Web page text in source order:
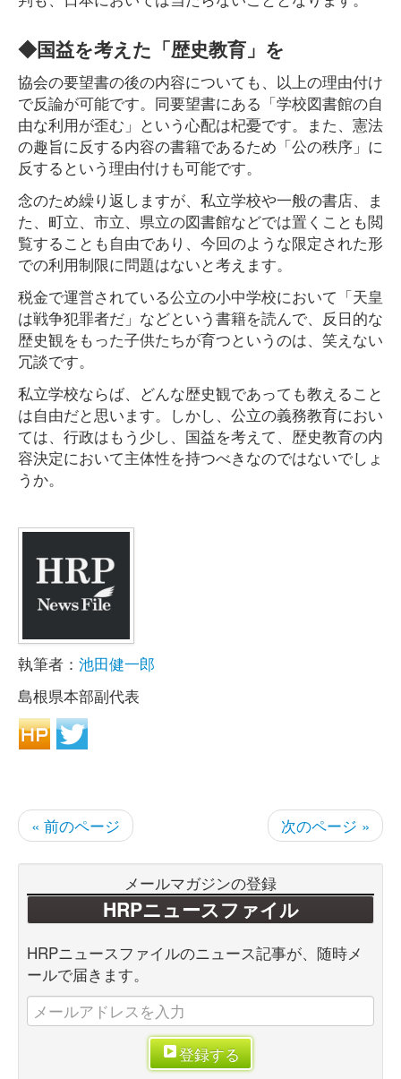
◆国益を考えた「歴史教育」を
協会の要望書の後の内容についても、以上の理由付け
で反論が可能です。同要望書にある「学校図書館の自
由な利用が歪む」という心配は杞憂です。また、憲法
の趣旨に反する内容の書籍であるため「公の秩序」に
反するという理由付けも可能です。
念のため繰り返しますが、私立学校や一般の書店、ま
た、町立、市立、県立の図書館などでは置くことも閲
覧することも自由であり、今回のような限定された形
での利用制限に問題はないと考えます。
税金で運営されている公立の小中学校において「天皇
は戦争犯罪者だ」などという書籍を読んで、反日的な
歴史観をもった子供たちが育つというのは、笑えない
冗談です。
私立学校ならば、どんな歴史観であっても教えること
は自由だと思います。しかし、公立の義務教育におい
ては、行政はもう少し、国益を考えて、歴史教育の内
容決定において主体性を持つべきなのではないでしょ
うか。
執筆者： 池田健一郎
島根県本部副代表
« 前のページ 次のページ »
メールマガジンの登録
HRPニュースファイル
HRPニュースファイルのニュース記事が、随時メ
ールで届きます。
登録する